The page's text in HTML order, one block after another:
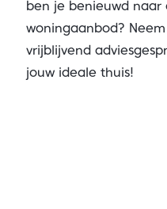
ben je benieuwd naar
woningaanbod?
vrijblijvend
jouw ideale thuis!